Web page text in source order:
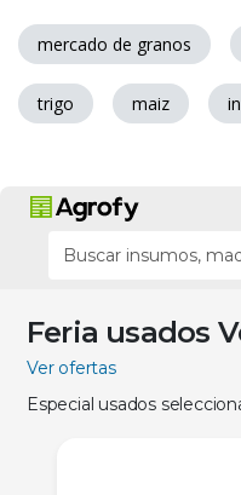
mercado de granos
trigo maiz
Feria usados
Ver ofertas
Especial usados